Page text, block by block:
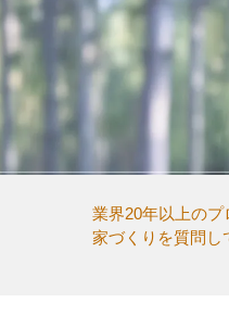
業界20年以上のプ
家づくりを質問し